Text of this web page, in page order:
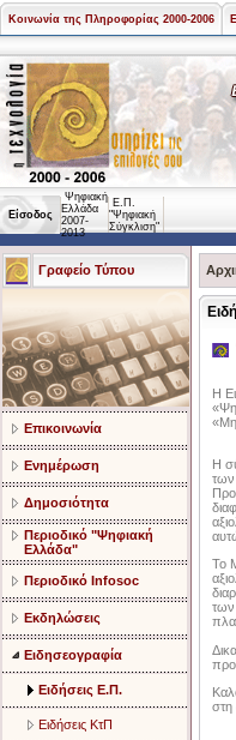
Κοινωνία της Πληροφορίας 2000-2006
Είσοδος
Ψηφιακή
Ελλάδα
2007-
2013
Ε.Π.
"Ψηφιακή
Σύγκλιση"
Γραφείο Τύπου
Επικοινωνία
Ενημέρωση
Δημοσιότητα
Περιοδικό "Ψηφιακή
Ελλάδα"
Περιοδικό Infosoc
Εκδηλώσεις
Ειδησεογραφία
Ειδήσεις Ε.Π.
Ειδήσεις ΚτΠ
Η
Η
των
Το
των
στη